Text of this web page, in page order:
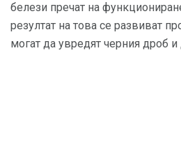
белези пречат на
резултат на това се развиват
могат да увредят черния дроб и